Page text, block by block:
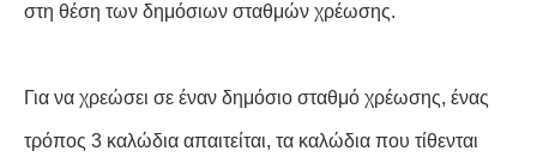
στη θέση των δημόσιων σταθμών χρέωσης.
Για να χρεώσει σε έναν δημόσιο σταθμό χρέωσης, ένας
τρόπος 3 καλώδια απαιτείται, τα καλώδια που τίθενται